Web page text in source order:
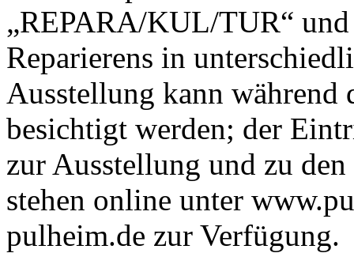
„REPARA/KUL/TUR“
Reparierens in
Ausstellung kann während
besichtigt werden; der
zur Ausstellung und zu
stehen online unter
pulheim.de zur Verfügung.